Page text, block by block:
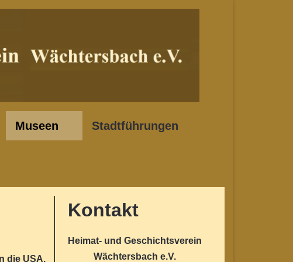
Museen Stadtführungen
die USA,
Kontakt
Heimat- und Geschichtsverein
Wächtersbach e.V.